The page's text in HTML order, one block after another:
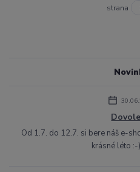
strana
Od 1.7. do 12.7. si bere náš e-
krásné léto :-)